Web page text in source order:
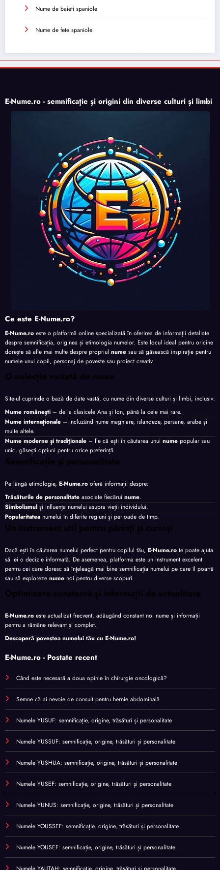
Nume de baieti spaniole
Nume de fete spaniole
E-Nume.ro - semnificație și origini din diverse culturi și limbi
Ce este E-Nume.ro?
E-Nume.ro este o platformă online specializată în oferirea de informații detaliate
despre semnificația, originea și etimologia numelor. Este locul ideal pentru oricine
dorește să afle mai multe despre propriul nume sau să găsească inspirație pentru
numele unui copil, personaj de poveste sau proiect creativ.
O colecție variată de nume
Site-ul cuprinde o bază de date vastă, cu nume din diverse culturi și limbi, inclusiv:
Nume românești – de la clasicele Ana și Ion, până la cele mai rare.
Nume internaționale – incluzând nume maghiare, islandeze, persane, arabe și
multe altele.
Nume moderne și tradiționale – fie că ești în căutarea unui nume popular sau
unic, găsești opțiuni pentru orice preferință.
Semnificație și personalitate
Pe lângă etimologie, E-Nume.ro oferă informații despre:
Trăsăturile de personalitate asociate fiecărui nume.
Simbolismul și influența numelui asupra vieții individului.
Popularitatea numelui în diferite regiuni și perioade de timp.
Un instrument util pentru părinți și curioși
Dacă ești în căutarea numelui perfect pentru copilul tău, E-Nume.ro te poate ajuta
să iei o decizie informată. De asemenea, platforma este un instrument excelent
pentru cei care doresc să înțeleagă mai bine semnificația numelui pe care îl poartă
sau să exploreze nume noi pentru diverse scopuri.
Optimizare constantă și informații de actualitate
E-Nume.ro este actualizat frecvent, adăugând constant noi nume și informații
pentru a rămâne relevant și complet.
Descoperă povestea numelui tău cu E-Nume.ro!
E-Nume.ro - Postate recent
Când este necesară a doua opinie în chirurgie oncologică?
Semne că ai nevoie de consult pentru hernie abdominală
Numele YUSUF: semnificație, origine, trăsături și personalitate
Numele YUSSUF: semnificație, origine, trăsături și personalitate
Numele YUSHUA: semnificație, origine, trăsături și personalitate
Numele YUSEF: semnificație, origine, trăsături și personalitate
Numele YUNUS: semnificație, origine, trăsături și personalitate
Numele YOUSSEF: semnificație, origine, trăsături și personalitate
Numele YOUSEF: semnificație, origine, trăsături și personalitate